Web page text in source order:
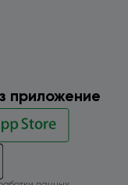
приложение